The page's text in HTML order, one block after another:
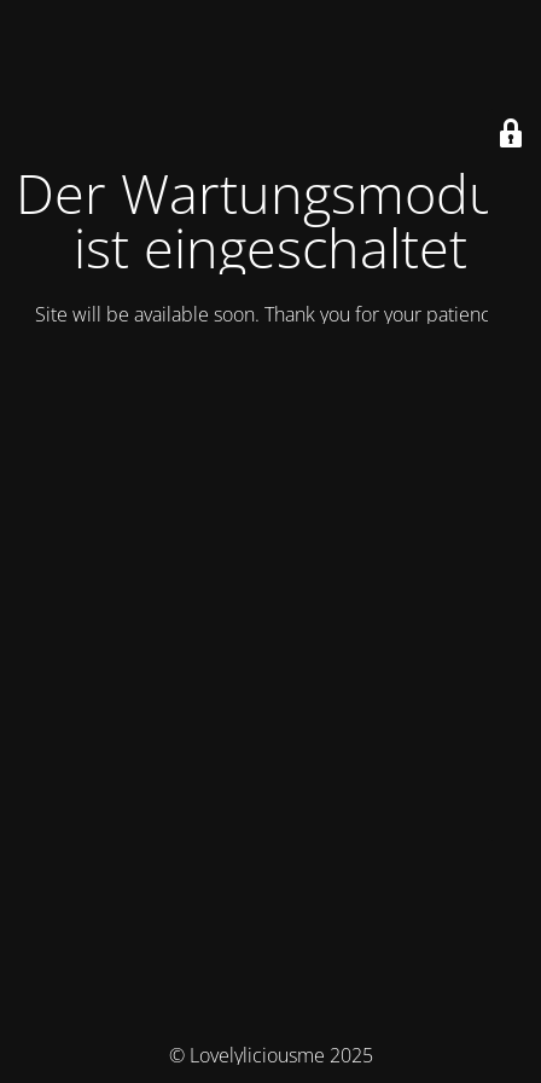
Der Wartungsmodus
ist eingeschaltet
Site will be available soon. Thank you for your patience!
© Lovelyliciousme 2025